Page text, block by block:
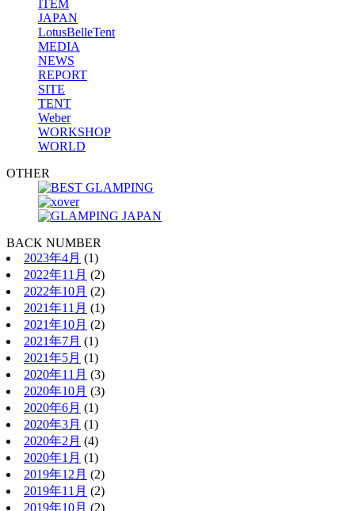
ITEM
JAPAN
LotusBelleTent
MEDIA
NEWS
REPORT
SITE
TENT
Weber
WORKSHOP
WORLD
OTHER
BACK NUMBER
2023年4月 (1)
2022年11月 (2)
2022年10月 (2)
2021年11月 (1)
2021年10月 (2)
2021年7月 (1)
2021年5月 (1)
2020年11月 (3)
2020年10月 (3)
2020年6月 (1)
2020年3月 (1)
2020年2月 (4)
2020年1月 (1)
2019年12月 (2)
2019年11月 (2)
2019年10月 (2)